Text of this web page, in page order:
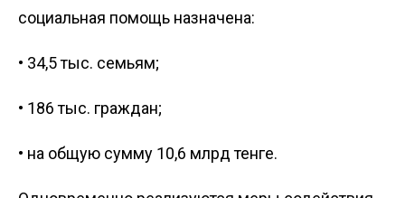
социальная помощь назначена:
• 34,5 тыс. семьям;
• 186 тыс. граждан;
• на общую сумму 10,6 млрд тенге.